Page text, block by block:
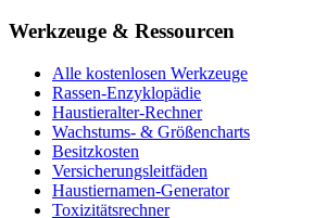
Werkzeuge & Ressourcen
Alle kostenlosen Werkzeuge
Rassen-Enzyklopädie
Haustieralter-Rechner
Wachstums- & Größencharts
Besitzkosten
Versicherungsleitfäden
Haustiernamen-Generator
Toxizitätsrechner